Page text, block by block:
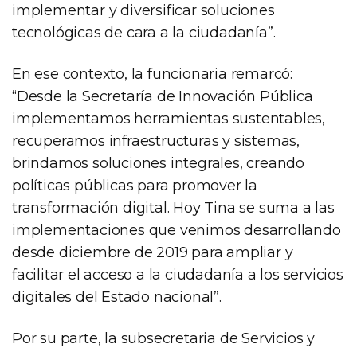
implementar y diversificar soluciones
tecnológicas de cara a la ciudadanía”.
En ese contexto, la funcionaria remarcó:
“Desde la Secretaría de Innovación Pública
implementamos herramientas sustentables,
recuperamos infraestructuras y sistemas,
brindamos soluciones integrales, creando
políticas públicas para promover la
transformación digital. Hoy Tina se suma a las
implementaciones que venimos desarrollando
desde diciembre de 2019 para ampliar y
facilitar el acceso a la ciudadanía a los servicios
digitales del Estado nacional”.
Por su parte, la subsecretaria de Servicios y